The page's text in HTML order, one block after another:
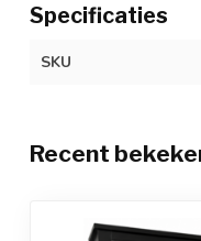
Specificaties
SKU
Recent